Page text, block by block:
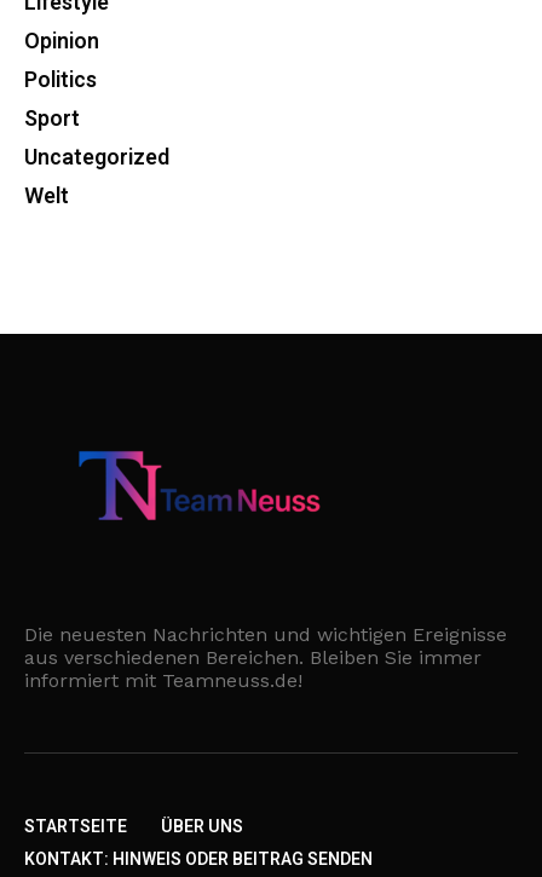
Opinion
Politics
Sport
Uncategorized
Welt
Die neuesten Nachrichten und wichtigen Ereignisse
aus verschiedenen Bereichen. Bleiben Sie immer
informiert mit Teamneuss.de!
STARTSEITE
ÜBER UNS
KONTAKT: HINWEIS ODER BEITRAG SENDEN